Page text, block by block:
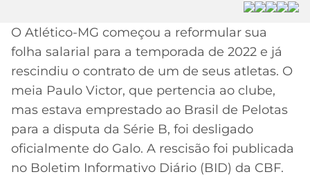
BETBOOM
CÓDIGO
DE
INDICAÇÃO
BET365
CÓDIGO
BETANO
PALMEIRAS
CORINTHIANS
SÃO
PAULO
SANTOS
SÉRIE
LIBERTADORES
COPA
DO
BRASIL
ESPORTIVA
MERCADO
DA
BOLA
PALPITES
O Atlético-MG começou a reformular sua
folha salarial para a temporada de 2022 e já
rescindiu o contrato de um de seus atletas. O
meia Paulo Victor, que pertencia ao clube,
mas estava emprestado ao Brasil de Pelotas
para a disputa da Série B, foi desligado
oficialmente do Galo. A rescisão foi publicada
no Boletim Informativo Diário (BID) da CBF.